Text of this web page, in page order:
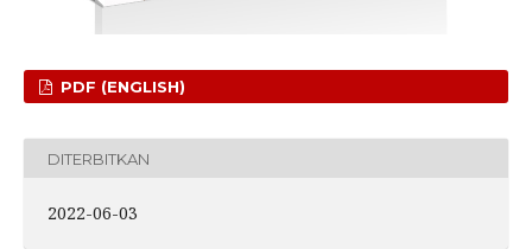
PDF (ENGLISH)
DITERBITKAN
2022-06-03